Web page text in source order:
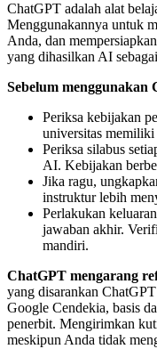
ChatGPT adalah alat
Menggunakannya untuk
Anda, dan
yang dihasilkan AI
Sebelum
Periksa kebijakan
universitas memiliki
Periksa silabus
AI. Kebijakan
Jika ragu,
instruktur lebih
Perlakukan
jawaban akhir.
mandiri.
ChatGPT mengarang
yang disarankan
Google Cendekia, basis
penerbit. Mengirimkan
meskipun Anda tidak